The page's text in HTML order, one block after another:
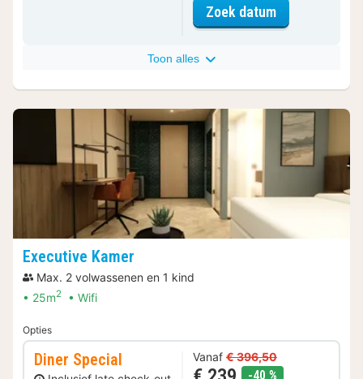
Zoek datumvoor Comfort
Toon alles
Executive Kamer
Max. 2 volwassenen en 1 kind
25m2 Wifi
Opties
Diner Special Vanaf € 396,50
-40 %